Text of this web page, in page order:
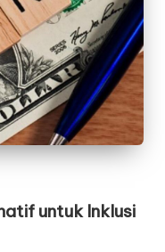
untuk Inklusi